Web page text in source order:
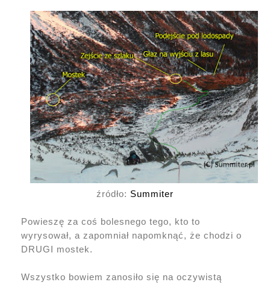
źródło: Summiter
Powieszę za coś bolesnego tego, kto to
wyrysował, a zapomniał napomknąć, że chodzi o
DRUGI mostek.
Wszystko bowiem zanosiło się na oczywistą